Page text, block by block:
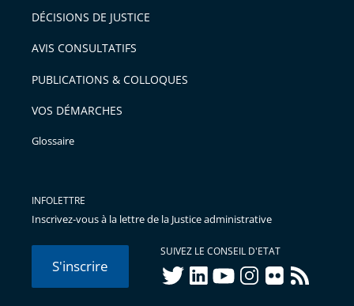
DÉCISIONS DE JUSTICE
AVIS CONSULTATIFS
PUBLICATIONS & COLLOQUES
VOS DÉMARCHES
Glossaire
INFOLETTRE
Inscrivez-vous à la lettre de la Justice administrative
S'inscrire
SUIVEZ LE CONSEIL D'ETAT
twitterlinkedInyoutubeinstagram
flickr rss